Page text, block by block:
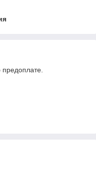
предоплате.